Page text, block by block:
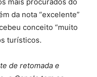
da nota “excelente”
conceito “muito
turísticos.
de retomada e